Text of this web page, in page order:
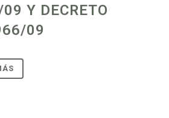
Y DECRETO
09